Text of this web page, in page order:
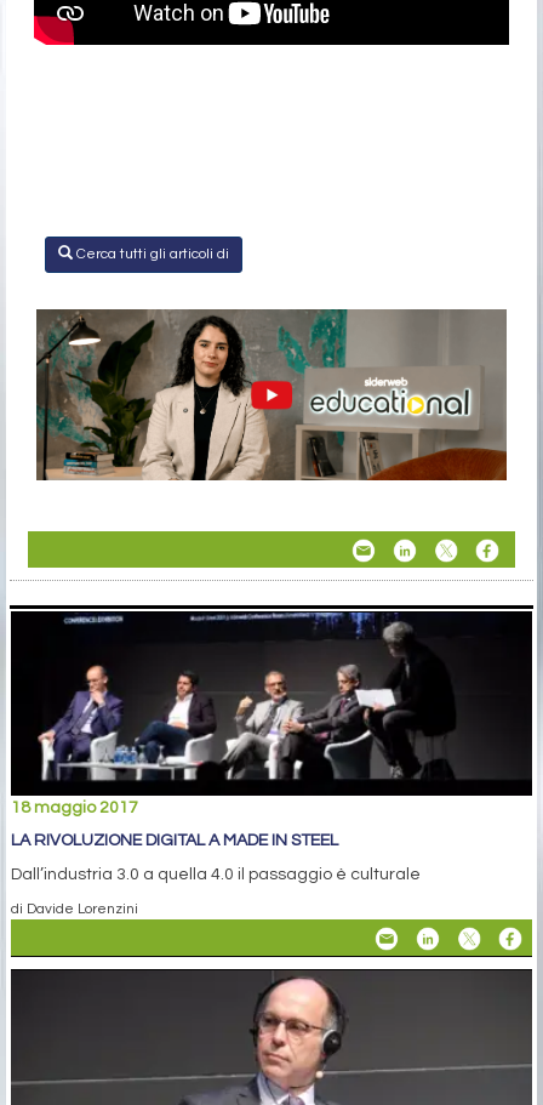
Cerca tutti gli articoli di
18 maggio 2017
LA RIVOLUZIONE DIGITAL A MADE IN STEEL
Dall’industria 3.0 a quella 4.0 il passaggio è culturale
di Davide Lorenzini